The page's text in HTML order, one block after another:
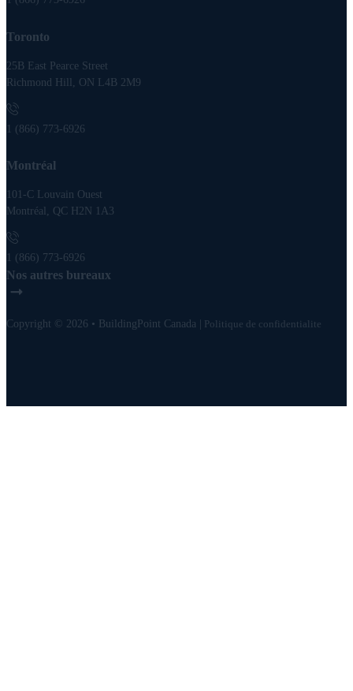
Toronto
25B East Pearce Street
Richmond Hill, ON L4B 2M9
1 (866) 773-6926
Montréal
101-C Louvain Ouest
Montréal, QC H2N 1A3
1 (866) 773-6926
Nos autres bureaux
Copyright © 2026 • BuildingPoint Canada | Politique de confidentialite